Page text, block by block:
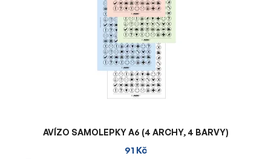
AVÍZO SAMOLEPKY A6 (4 ARCHY, 4 BARVY)
91 Kč